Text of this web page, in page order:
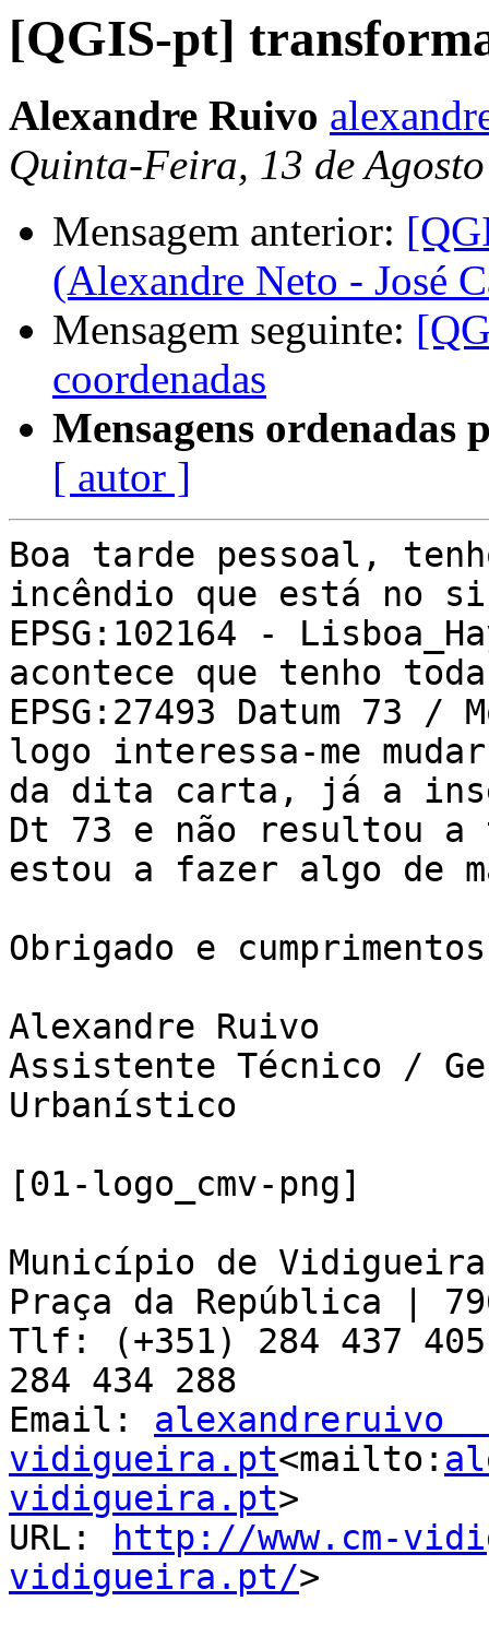
[QGIS-pt]
Alexandre Ruivo
Quinta-Feira, 13 de
Mensagem anterior:
(Alexandre Neto - José
Mensagem seguinte:
coordenadas
Mensagens ordenadas
[ autor ]
Boa tarde pessoal,
incêndio que está no
EPSG:102164 -
acontece que tenho
EPSG:27493 Datum 73
logo interessa-me
da dita carta, já a
Dt 73 e não resultou a
estou a fazer algo de
Obrigado e cumprimentos
Alexandre Ruivo
Assistente Técnico /
Urbanístico
[01-logo_cmv-png]
Município de Vidigueira
Praça da República |
Tlf: (+351) 284 437
284 434 288
Email: alexandreruivo
vidigueira.pt<mailto:
vidigueira.pt>
URL:
http://www.cm-
vidigueira.pt/>